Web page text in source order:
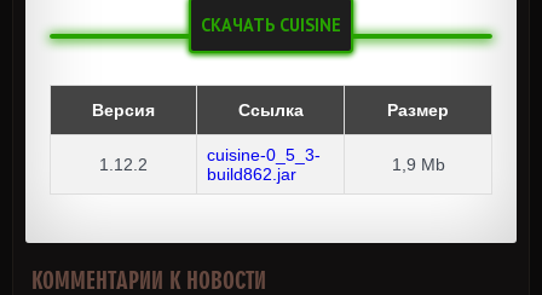
СКАЧАТЬ CUISINE
Версия Ссылка Размер
1.12.2
cuisine-0_5_3-
build862.jar
1,9 Mb
КОММЕНТАРИИ К НОВОСТИ